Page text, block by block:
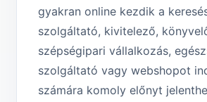
gyakran online kezdik a
szolgáltató, kivitelező,
szépségipari vállalkozás,
szolgáltató vagy webshopot
számára komoly előnyt